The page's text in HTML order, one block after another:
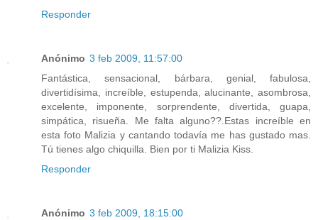
Responder
Anónimo 3 feb 2009, 11:57:00
Fantástica, sensacional, bárbara, genial, fabulosa,
divertidísima, increíble, estupenda, alucinante, asombrosa,
excelente, imponente, sorprendente, divertida, guapa,
simpática, risueña. Me falta alguno??.Estas increíble en
esta foto Malizia y cantando todavía me has gustado mas.
Tú tienes algo chiquilla. Bien por ti Malizia Kiss.
Responder
Anónimo 3 feb 2009, 18:15:00